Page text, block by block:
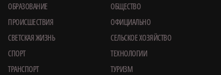
ОБРАЗОВАНИЕ
ОБЩЕСТВО
ПРОИСШЕСТВИЯ
ОФИЦИАЛЬНО
СВЕТСКАЯ ЖИЗНЬ
СЕЛЬСКОЕ ХОЗЯЙСТВО
СПОРТ
ТЕХНОЛОГИИ
ТРАНСПОРТ
ТУРИЗМ